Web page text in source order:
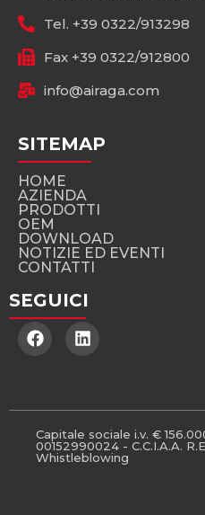
Tel. +39 0322/913298
Fax +39 0322/912800
info@airaga.com
SITEMAP
HOME
AZIENDA
PRODOTTI
OEM
DOWNLOAD
NOTIZIE ED EVENTI
CONTATTI
SEGUICI
Capitale sociale i.v. €
00152990024 - C.C.I.A.A.
Whistleblowing